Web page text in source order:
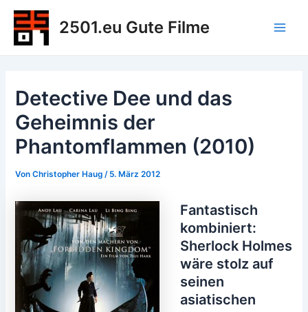
Zum
Inhalt
springen
2501.eu Gute Filme
Detective Dee und das
Geheimnis der
Phantomflammen (2010)
VonChristopher Haug/ 5. März 2012
Fantastisch
kombiniert:
Sherlock Holmes
wäre stolz auf
seinen
asiatischen